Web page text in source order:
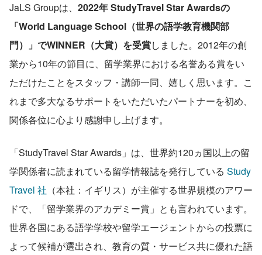
JaLS Groupは、 2022年 StudyTravel Star Awardsの
「World Language School（世界の語学教育機関部
門）」でWINNER（大賞）を受賞しました。2012年の創
業から10年の節目に、留学業界における名誉ある賞をい
ただけたことをスタッフ・講師一同、嬉しく思います。こ
れまで多大なるサポートをいただいたパートナーを初め、
関係各位に心より感謝申し上げます。
「StudyTravel Star Awards」は、世界約120ヵ国以上の留
学関係者に読まれている留学情報誌を発行している Study
Travel 社 （本社：イギリス）が主催する世界規模のアワー
ドで、「留学業界のアカデミー賞」とも言われています。
世界各国にある語学学校や留学エージェントからの投票に
よって候補が選出され、教育の質・サービス共に優れた語